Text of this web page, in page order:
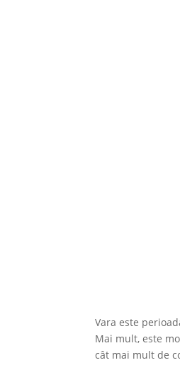
Vara este
Mai mult, este
cât mai mult de